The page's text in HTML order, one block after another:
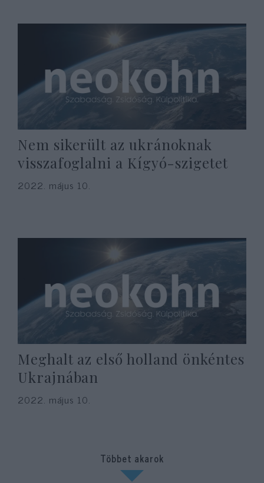
Nem sikerült az ukránoknak
visszafoglalni a Kígyó-szigetet
2022. május 10.
Meghalt az első holland önkéntes
Ukrajnában
2022. május 10.
Többet akarok